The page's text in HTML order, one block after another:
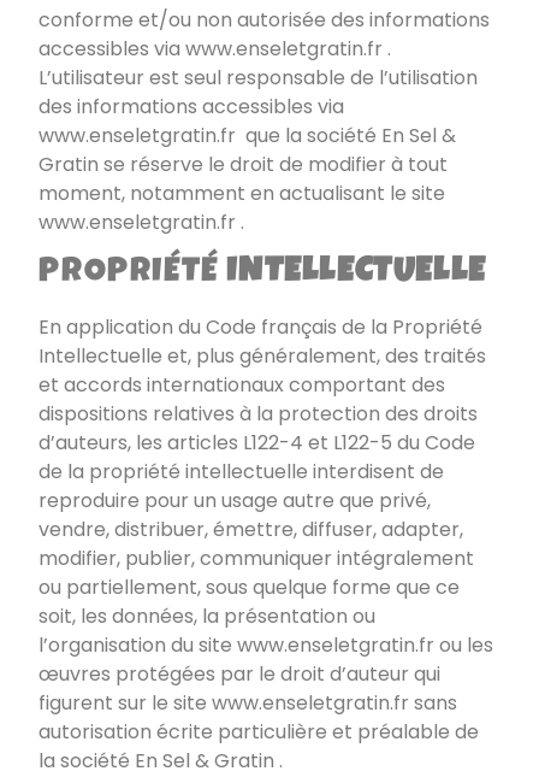
conforme et/ou non autorisée des informations
accessibles viawww.enseletgratin.fr .
L’utilisateur est seul responsable de l’utilisation
des informations accessibles via
www.enseletgratin.fr que la société En Sel &
Gratin se réserve le droit de modifier à tout
moment, notamment en actualisant le site
www.enseletgratin.fr .
PROPRIÉTÉ INTELLECTUELLE
En application du Code français de la Propriété
Intellectuelle et, plus généralement, des traités
et accords internationaux comportant des
dispositions relatives à la protection des droits
d’auteurs, les articles L122-4 et L122-5 du Code
de la propriété intellectuelle interdisent de
reproduire pour un usage autre que privé,
vendre, distribuer, émettre, diffuser, adapter,
modifier, publier, communiquer intégralement
ou partiellement, sous quelque forme que ce
soit, les données, la présentation ou
l’organisation du sitewww.enseletgratin.fr ou les
œuvres protégées par le droit d’auteur qui
figurent sur le sitewww.enseletgratin.fr sans
autorisation écrite particulière et préalable de
la société En Sel & Gratin .